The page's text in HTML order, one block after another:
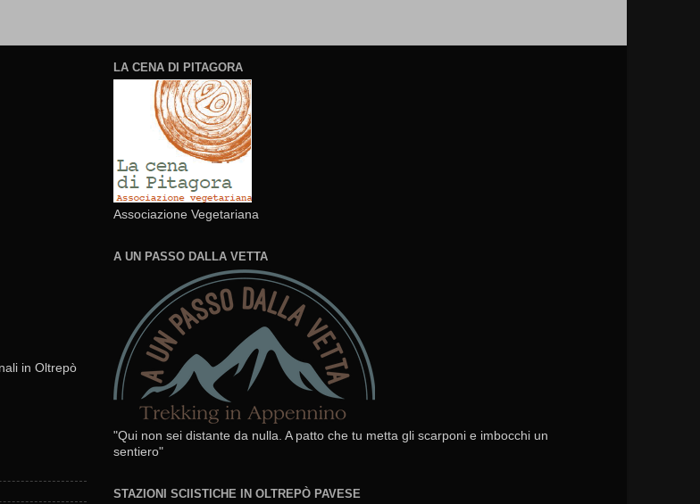
in Oltrepò
LA CENA DI PITAGORA
Associazione Vegetariana
A UN PASSO DALLA VETTA
"Qui non sei distante da nulla. A patto che tu metta gli scarponi e imbocchi un
sentiero"
STAZIONI SCIISTICHE IN OLTREPÒ PAVESE